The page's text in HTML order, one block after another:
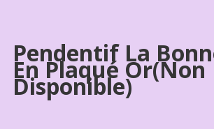
Pendentif La
En Plaqué Or(non
Disponible)